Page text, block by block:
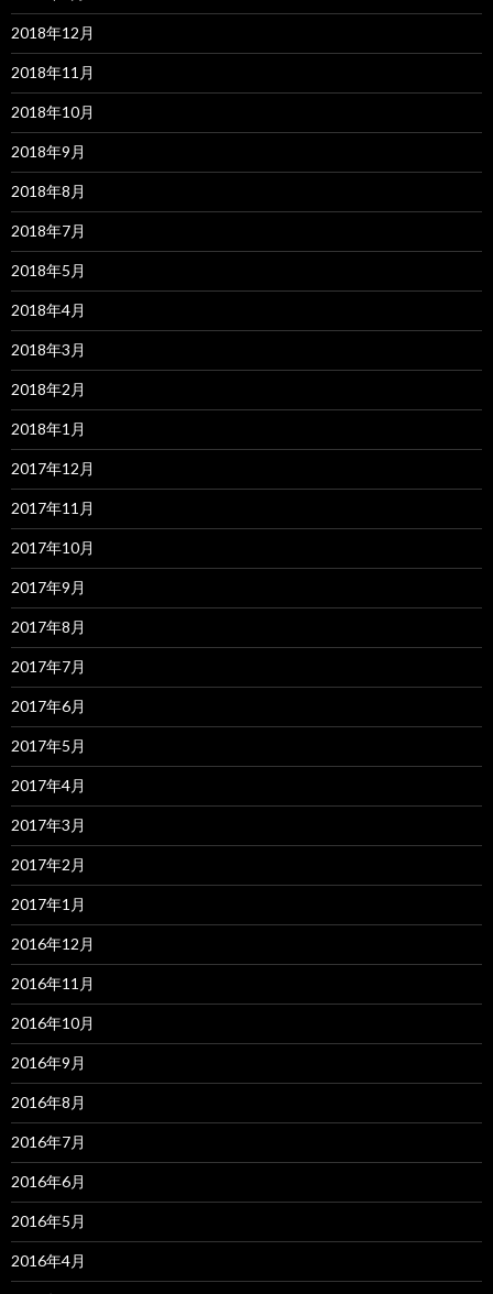
2018年12月
2018年11月
2018年10月
2018年9月
2018年8月
2018年7月
2018年5月
2018年4月
2018年3月
2018年2月
2018年1月
2017年12月
2017年11月
2017年10月
2017年9月
2017年8月
2017年7月
2017年6月
2017年5月
2017年4月
2017年3月
2017年2月
2017年1月
2016年12月
2016年11月
2016年10月
2016年9月
2016年8月
2016年7月
2016年6月
2016年5月
2016年4月